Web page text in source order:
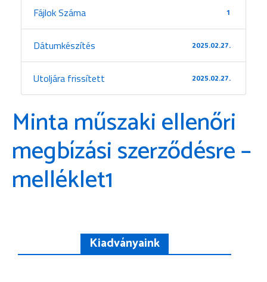
Fájlok Száma 1
Dátumkészítés 2025.02.27.
Utoljára frissített 2025.02.27.
Minta műszaki ellenőri
megbízási szerződésre –
melléklet1
Kiadványaink